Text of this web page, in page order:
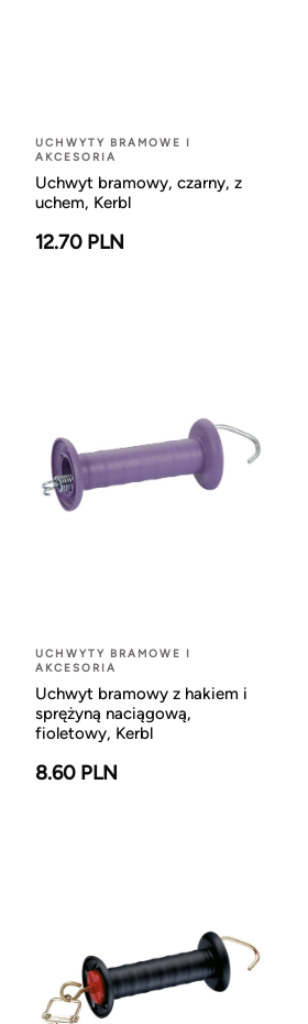
UCHWYTY BRAMOWE I
AKCESORIA
Uchwyt bramowy, czarny, z
uchem, Kerbl
12.70 PLN
UCHWYTY BRAMOWE I
AKCESORIA
Uchwyt bramowy z hakiem i
sprężyną naciągową,
fioletowy, Kerbl
8.60 PLN